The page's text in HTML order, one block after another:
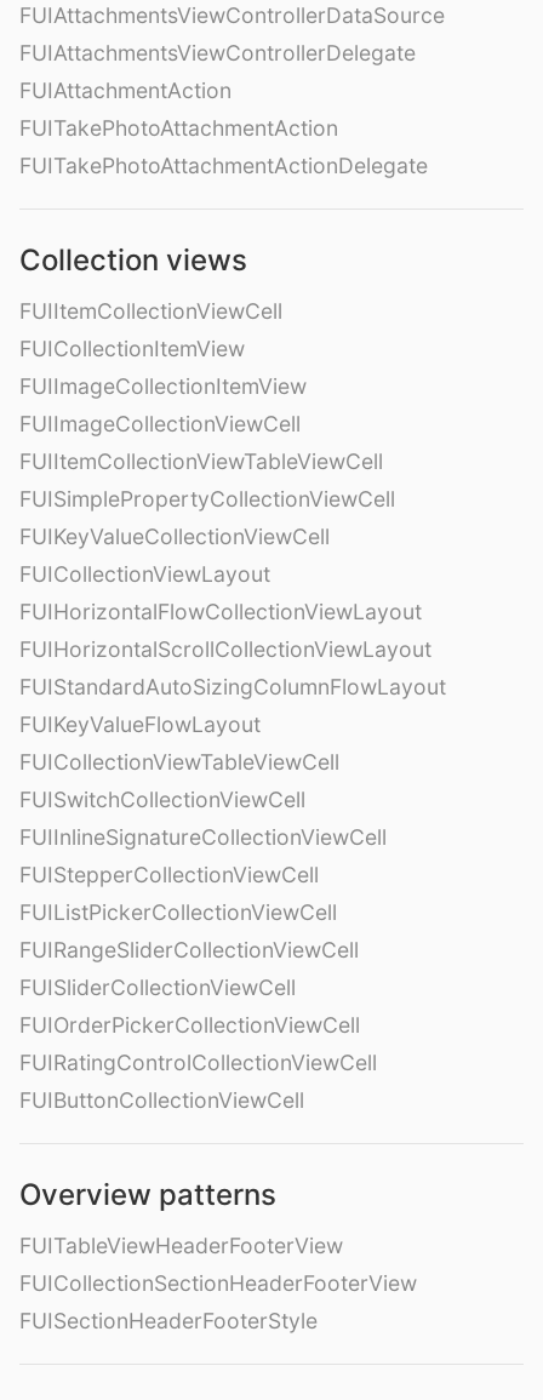
FUIAttachmentsViewControllerDataSource
FUIAttachmentsViewControllerDelegate
FUIAttachmentAction
FUITakePhotoAttachmentAction
FUITakePhotoAttachmentActionDelegate
Collection views
FUIItemCollectionViewCell
FUICollectionItemView
FUIImageCollectionItemView
FUIImageCollectionViewCell
FUIItemCollectionViewTableViewCell
FUISimplePropertyCollectionViewCell
FUIKeyValueCollectionViewCell
FUICollectionViewLayout
FUIHorizontalFlowCollectionViewLayout
FUIHorizontalScrollCollectionViewLayout
FUIStandardAutoSizingColumnFlowLayout
FUIKeyValueFlowLayout
FUICollectionViewTableViewCell
FUISwitchCollectionViewCell
FUIInlineSignatureCollectionViewCell
FUIStepperCollectionViewCell
FUIListPickerCollectionViewCell
FUIRangeSliderCollectionViewCell
FUISliderCollectionViewCell
FUIOrderPickerCollectionViewCell
FUIRatingControlCollectionViewCell
FUIButtonCollectionViewCell
Overview patterns
FUITableViewHeaderFooterView
FUICollectionSectionHeaderFooterView
FUISectionHeaderFooterStyle